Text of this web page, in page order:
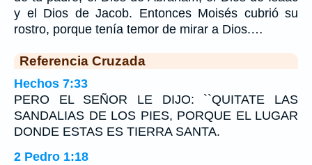
y el Dios de Jacob. Entonces Moisés cubrió su
rostro, porque tenía temor de mirar a Dios.…
Referencia Cruzada
Hechos 7:33
PERO EL SEÑOR LE DIJO: ``QUITATE LAS
SANDALIAS DE LOS PIES, PORQUE EL LUGAR
DONDE ESTAS ES TIERRA SANTA.
2 Pedro 1:18